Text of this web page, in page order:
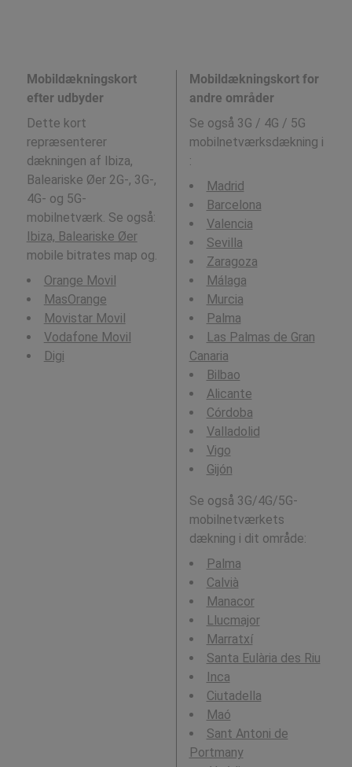
Mobildækningskort
efter udbyder
Dette kort
repræsenterer
dækningen af Ibiza,
Baleariske Øer 2G-, 3G-,
4G- og 5G-
mobilnetværk. Se også:
Ibiza, Baleariske Øer
mobile bitrates map og.
Orange Movil
MasOrange
Movistar Movil
Vodafone Movil
Digi
Mobildækningskort for
andre områder
Se også 3G / 4G / 5G
mobilnetværksdækning i
:
Madrid
Barcelona
Valencia
Sevilla
Zaragoza
Málaga
Murcia
Palma
Las Palmas de Gran
Canaria
Bilbao
Alicante
Córdoba
Valladolid
Vigo
Gijón
Se også 3G/4G/5G-
mobilnetværkets
dækning i dit område:
Palma
Calvià
Manacor
Llucmajor
Marratxí
Santa Eulària des Riu
Inca
Ciutadella
Maó
Sant Antoni de
Portmany